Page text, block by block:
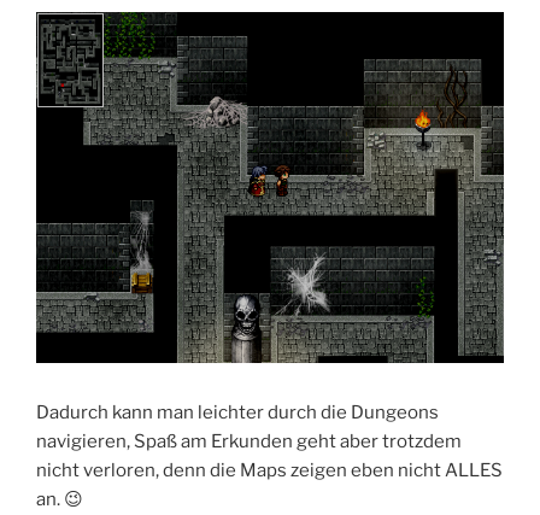
Dadurch kann man leichter durch die Dungeons
navigieren, Spaß am Erkunden geht aber trotzdem
nicht verloren, denn die Maps zeigen eben nicht ALLES
an. 😉